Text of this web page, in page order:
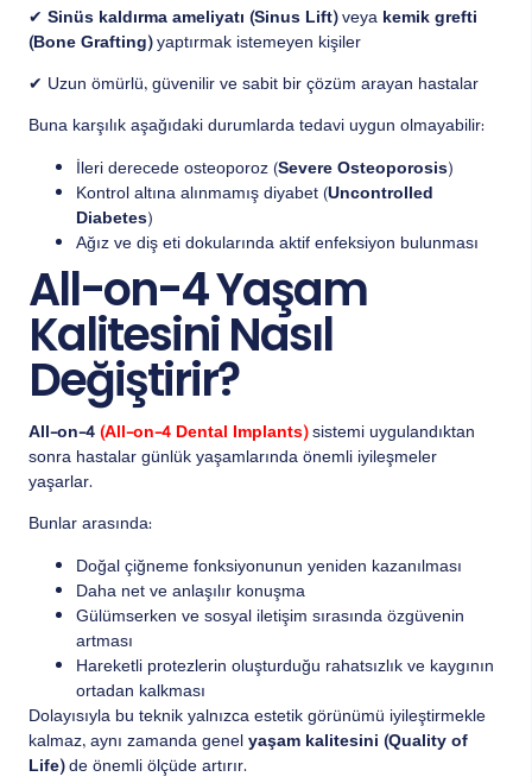
✔ Sinüs kaldırma ameliyatı (Sinus Lift)veya kemik grefti
(Bone Grafting)yaptırmak istemeyen kişiler
✔ Uzun ömürlü, güvenilir ve sabit bir çözüm arayan hastalar
Buna karşılık aşağıdaki durumlarda tedavi uygun olmayabilir:
İleri derecede osteoporoz (Severe Osteoporosis)
Kontrol altına alınmamış diyabet (Uncontrolled
Diabetes)
Ağız ve diş eti dokularında aktif enfeksiyon bulunması
All-on-4 Yaşam
Kalitesini Nasıl
Değiştirir?
All-on-4(All-on-4 Dental Implants)sistemi uygulandıktan
sonra hastalar günlük yaşamlarında önemli iyileşmeler
yaşarlar.
Bunlar arasında:
Doğal çiğneme fonksiyonunun yeniden kazanılması
Daha net ve anlaşılır konuşma
Gülümserken ve sosyal iletişim sırasında özgüvenin
artması
Hareketli protezlerin oluşturduğu rahatsızlık ve kaygının
ortadan kalkması
Dolayısıyla bu teknik yalnızca estetik görünümü iyileştirmekle
kalmaz, aynı zamanda genelyaşam kalitesini (Quality of
Life)de önemli ölçüde artırır.